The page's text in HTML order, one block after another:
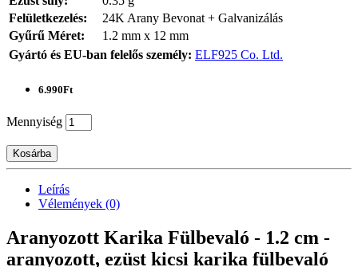
Felületkezelés:
24K Arany Bevonat + Galvanizálás
Gyűrű Méret:
1.2 mm x 12 mm
Gyártó és EU-ban felelős személy: ELF925 Co. Ltd.
6.990Ft
Mennyiség
Kosárba
Leírás
Vélemények (0)
Aranyozott Karika Fülbevaló - 1.2 cm -
aranyozott, ezüst kicsi karika fülbevaló